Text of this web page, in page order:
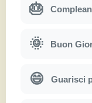
🎂
🌞 Buon
😄 Guarisci